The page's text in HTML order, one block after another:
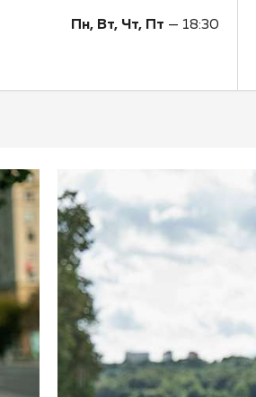
Пн, Вт, Чт, Пт — 18:30